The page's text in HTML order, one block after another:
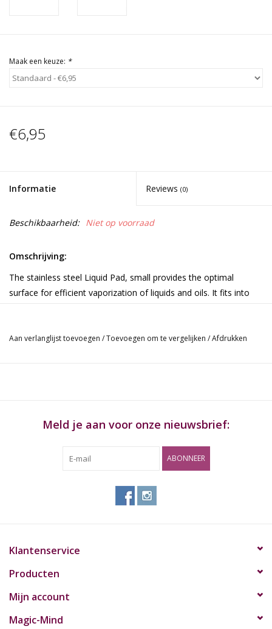
Maak een keuze: *
€6,95
Informatie Reviews (0)
Beschikbaarheid: Niet op voorraad
Omschrijving:
The stainless steel Liquid Pad, small provides the optimal
surface for efficient vaporization of liquids and oils. It fits into
Inhoud:
Aan verlanglijst toevoegen /Toevoegen om te vergelijken /Afdrukken
Meld je aan voor onze nieuwsbrief:
ABONNEER
Klantenservice
Producten
Mijn account
Magic-Mind